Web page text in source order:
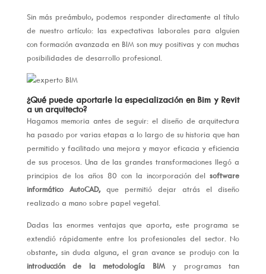
Sin más preámbulo, podemos responder directamente al título
de nuestro artículo: las expectativas laborales para alguien
con formación avanzada en BIM son muy positivas y con muchas
posibilidades de desarrollo profesional.
¿Qué puede aportarle la especialización en Bim y Revit
a un arquitecto?
Hagamos memoria antes de seguir: el diseño de arquitectura
ha pasado por varias etapas a lo largo de su historia que han
permitido y facilitado una mejora y mayor eficacia y eficiencia
de sus procesos. Una de las grandes transformaciones llegó a
principios de los años 80 con la incorporación delsoftware
informático AutoCAD,que permitió dejar atrás el diseño
realizado a mano sobre papel vegetal.
Dadas las enormes ventajas que aporta, este programa se
extendió rápidamente entre los profesionales del sector. No
obstante, sin duda alguna, el gran avance se produjo con la
introducción de la metodología BIMy programas tan